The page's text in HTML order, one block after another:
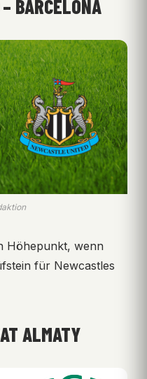
BARCELONA
Höhepunkt, wenn
für Newcastles
ALMATY